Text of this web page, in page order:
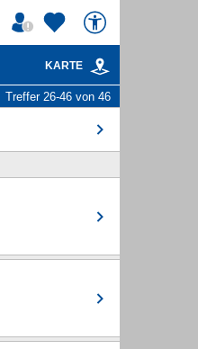
KARTE
Treffer 26-46 von 46